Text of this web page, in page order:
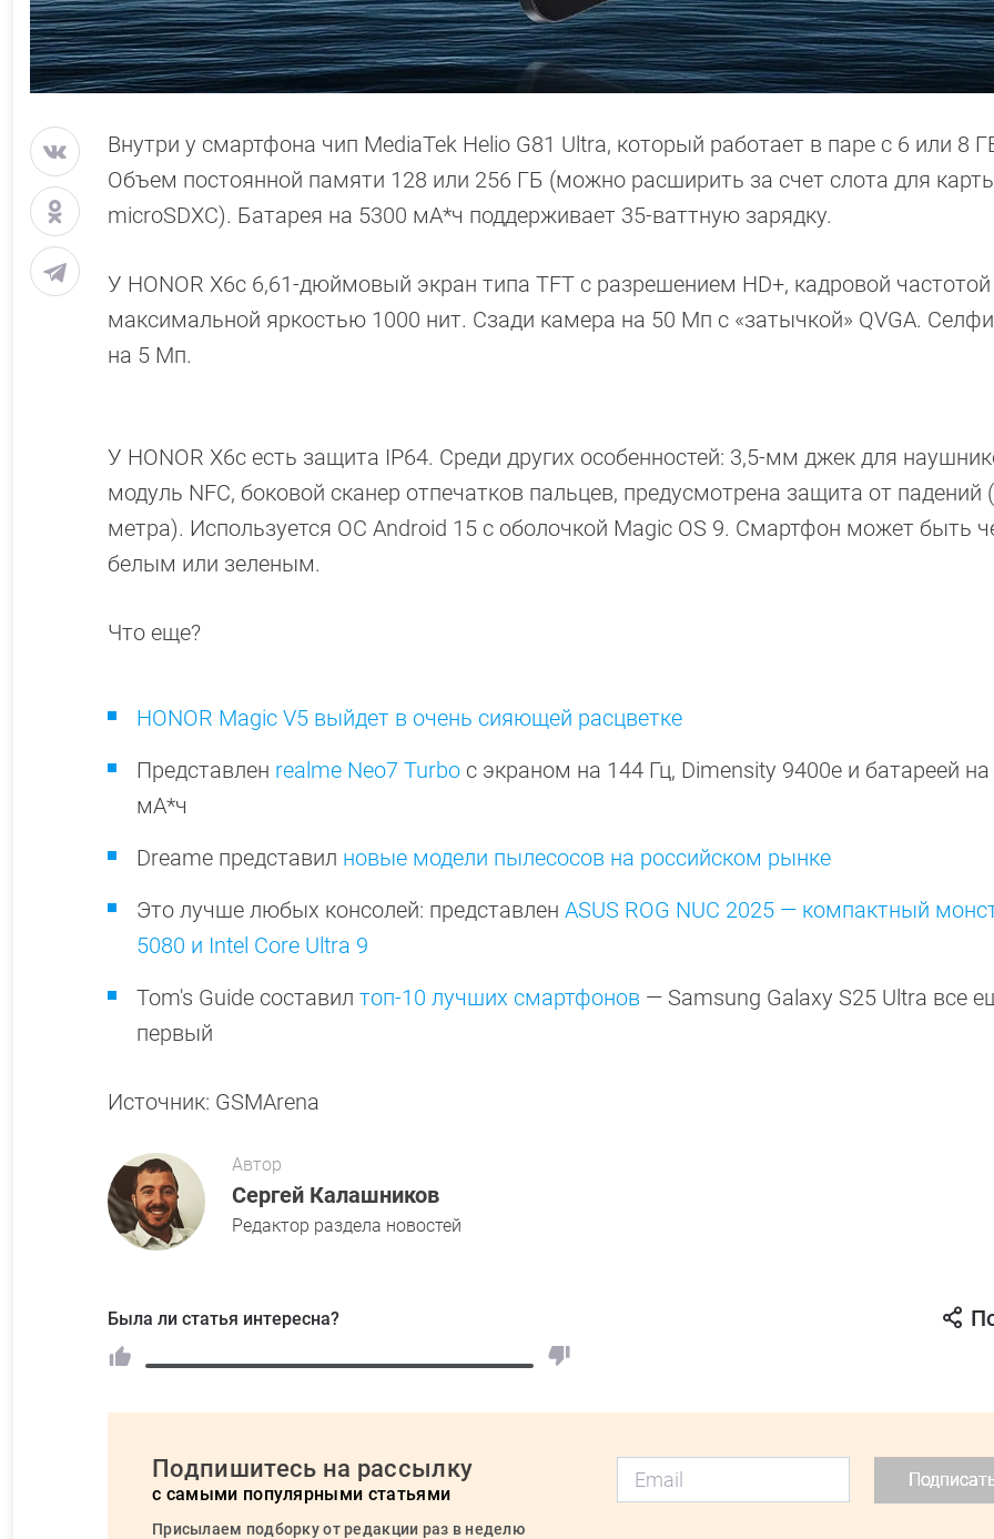
Внутри у смартфона чип MediaTek Helio G81 Ultra, который работает в паре с 6 или 8
Объем постоянной памяти 128 или 256 ГБ (можно расширить за счет слота для
microSDXC). Батарея на 5300 мА*ч поддерживает 35-ваттную зарядку.
У HONOR X6c 6,61-дюймовый экран типа TFT с разрешением HD+, кадровой частотой
максимальной яркостью 1000 нит. Сзади камера на 50 Мп с «затычкой» QVGA.
на 5 Мп.
У HONOR X6c есть защита IP64. Среди других особенностей: 3,5-мм джек для
модуль NFC, боковой сканер отпечатков пальцев, предусмотрена защита от падений
метра). Используется ОС Android 15 с оболочкой Magic OS 9. Смартфон может быть
белым или зеленым.
Что еще?
HONOR Magic V5 выйдет в очень сияющей расцветке
Представлен realme Neo7 Turbo с экраном на 144 Гц, Dimensity 9400e и батареей
мА*ч
Dreame представил новые модели пылесосов на российском рынке
Это лучше любых консолей: представлен ASUS ROG NUC 2025 — компактный
5080 и Intel Core Ultra 9
Tom's Guide составил топ-10 лучших смартфонов — Samsung Galaxy S25 Ultra все
первый
Источник: GSMArena
Автор
Сергей Калашников
Редактор раздела новостей
Была ли статья интересна?
Подпишитесь на рассылку
с самыми популярными статьями
Присылаем подборку от редакции раз в неделю